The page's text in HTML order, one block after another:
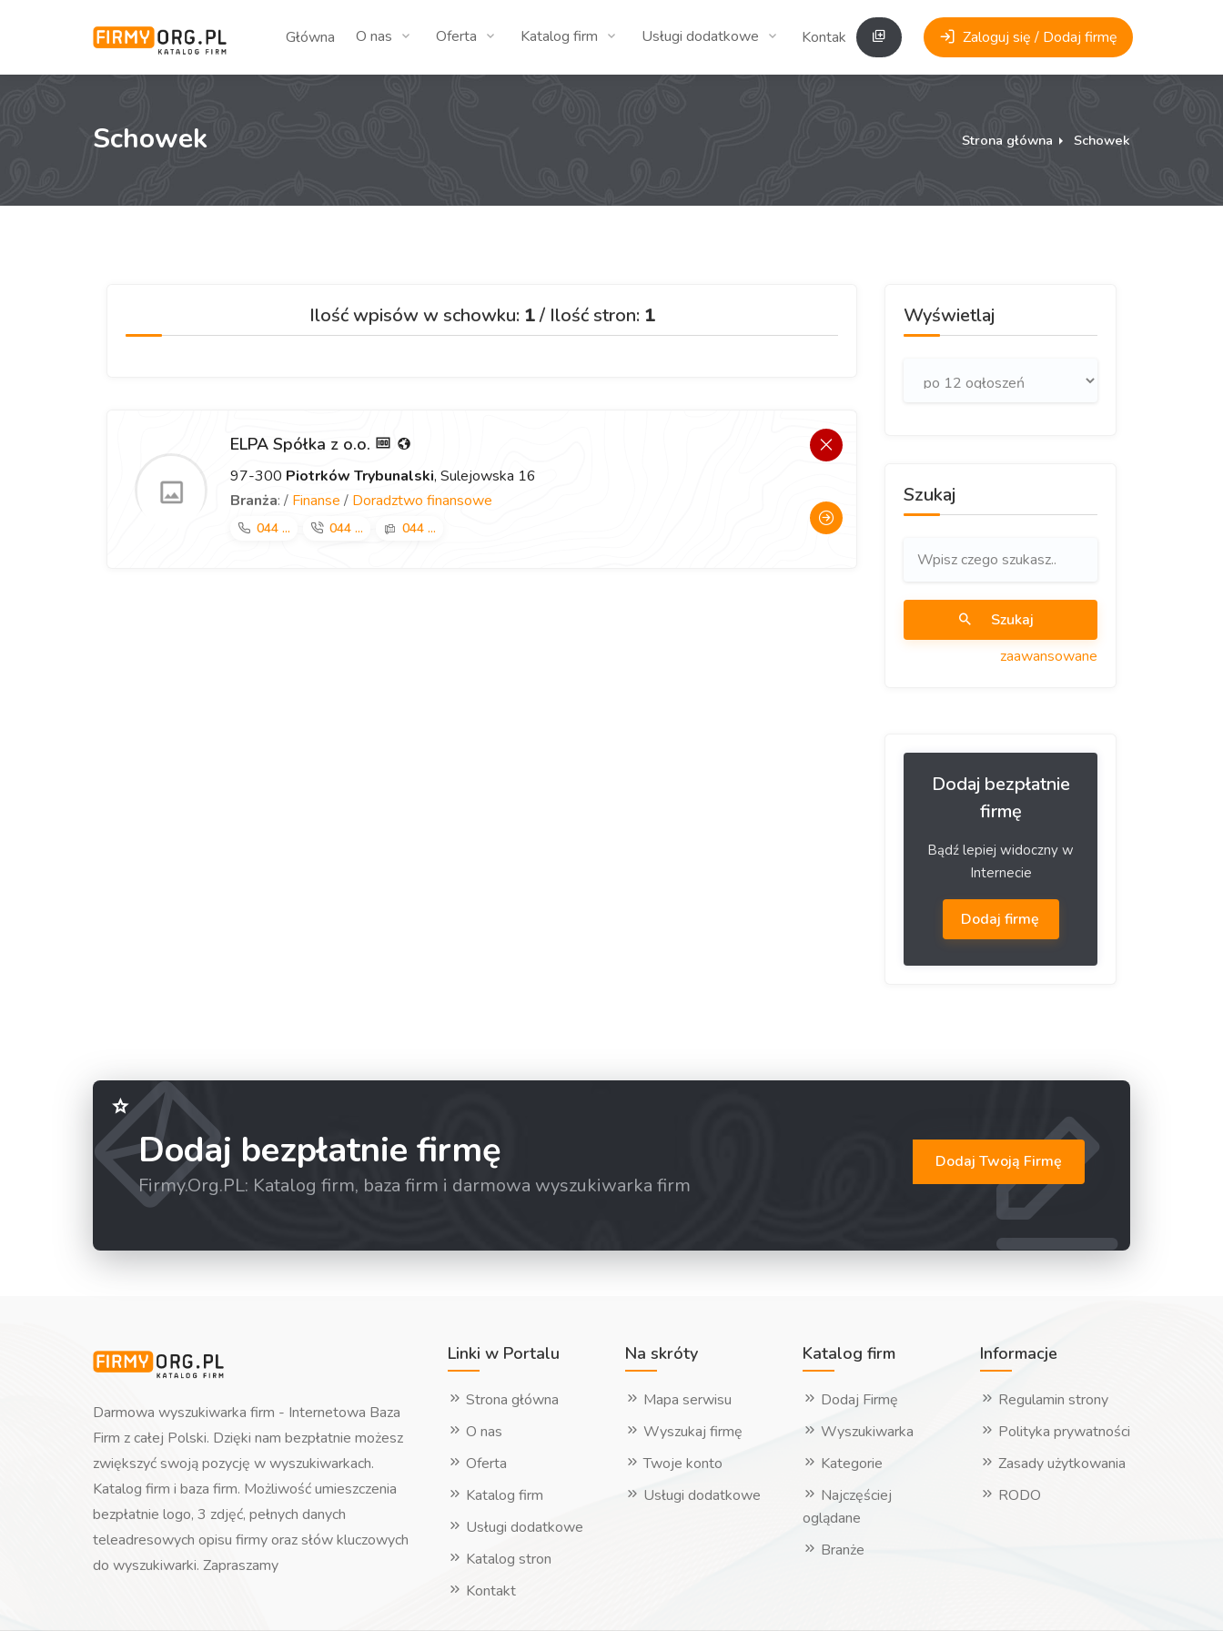
Główna O nas Oferta Katalog firm Usługi dodatkowe Kontakt Zaloguj się / Dodaj firmę
Schowek Strona główna Schowek
Ilość wpisów w schowku: 1/ Ilość stron: 1
ELPA Spółka z o.o.
97-300 Piotrków Trybunalski, Sulejowska 16
Branża: / Finanse / Doradztwo finansowe
044 ... 044 ... 044 ...
Wyświetlaj
Szukaj
Szukaj
zaawansowane
Dodaj bezpłatnie
firmę
Bądź lepiej widoczny w
Internecie
Dodaj firmę
Dodaj bezpłatnie firmę
Firmy.Org.PL: Katalog firm, baza firm i darmowa wyszukiwarka firm
Dodaj Twoją Firmę
Darmowa wyszukiwarka firm - Internetowa Baza
Firm z całej Polski. Dzięki nam bezpłatnie możesz
zwiększyć swoją pozycję w wyszukiwarkach.
Katalog firm i baza firm. Możliwość umieszczenia
bezpłatnie logo, 3 zdjęć, pełnych danych
teleadresowych opisu firmy oraz słów kluczowych
do wyszukiwarki. Zapraszamy
Linki w Portalu
Strona główna
O nas
Oferta
Katalog firm
Usługi dodatkowe
Katalog stron
Kontakt
Na skróty
Mapa serwisu
Wyszukaj firmę
Twoje konto
Usługi dodatkowe
Katalog firm
Dodaj Firmę
Wyszukiwarka
Kategorie
Najczęściej
oglądane
Branże
Informacje
Regulamin strony
Polityka prywatności
Zasady użytkowania
RODO